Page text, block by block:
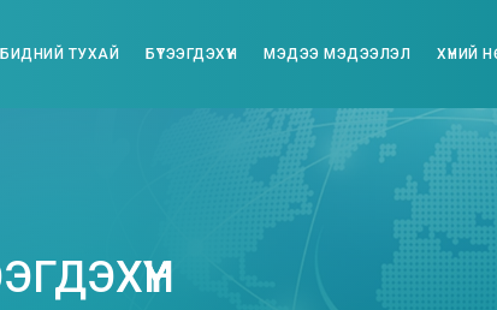
БИДНИЙ ТУХАЙ БҮТЭЭГДЭХҮҮН МЭДЭЭ МЭДЭЭЛЭЛ ХҮНИЙ